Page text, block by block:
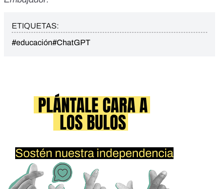
ETIQUETAS:
#educación#ChatGPT